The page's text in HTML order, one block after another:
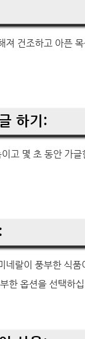
져 건조하고 아픈
하기:
고 몇 초 동안 가
랄이 풍부한 식
한 옵션을 선택하